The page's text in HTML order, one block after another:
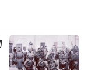
的机遇和挑
人类带来更加